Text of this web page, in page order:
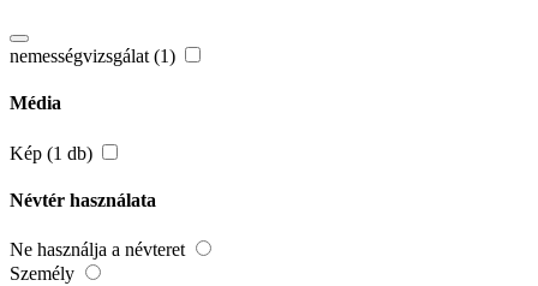
nemességvizsgálat (1)
Média
Kép (1 db)
Névtér használata
Ne használja a névteret
Személy